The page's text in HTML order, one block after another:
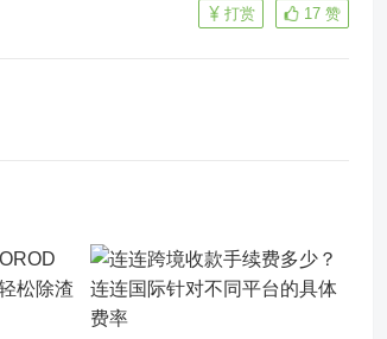
17 赞
打赏